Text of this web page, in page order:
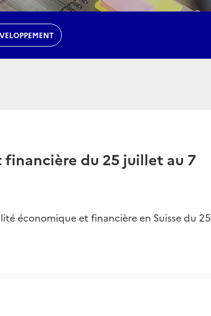
financière du 25 juillet au 7
économique et financière en Suisse du 25